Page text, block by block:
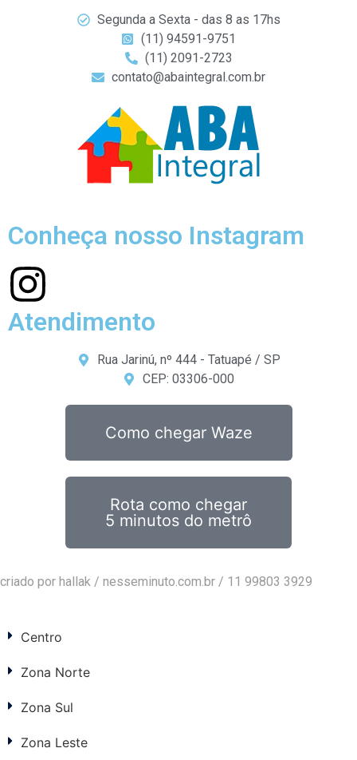
Segunda a Sexta - das 8 as 17hs
(11) 94591-9751
(11) 2091-2723
contato@abaintegral.com.br
Conheça nosso Instagram
Atendimento
Rua Jarinú, nº 444 - Tatuapé / SP
CEP: 03306-000
Como chegar Waze
Rota como chegar
5 minutos do metrô
criado por hallak / nesseminuto.com.br / 11 99803 3929
Centro
Zona Norte
Zona Sul
Zona Leste